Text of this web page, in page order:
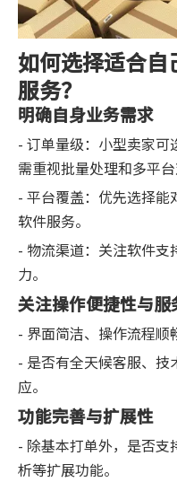
如何选择适合
服务？
明确自身业务需求
- 订单量级：小型卖家
需重视批量处理和多平台
- 平台覆盖：优先选择
软件服务。
- 物流渠道：关注软件支
力。
关注操作便捷性与服
- 界面简洁、操作流程顺
- 是否有全天候客服、
应。
功能完善与扩展性
- 除基本打单外，是否
析等扩展功能。